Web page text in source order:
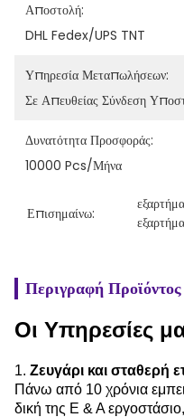
Αποστολή:
DHL Fedex/UPS TNT
Υπηρεσία Μεταπωλήσεων:
Σε Απευθείας Σύνδεση
Δυνατότητα Προσφοράς:
10000 Pcs/μήνα
Επισημαίνω:
Περιγραφή Προϊόντος
Οι Υπηρεσίες
1. Ζευγάρι και σταθερή
Πάνω από 10 χρόνια
δική της Ε & Α εργοστάσιο,